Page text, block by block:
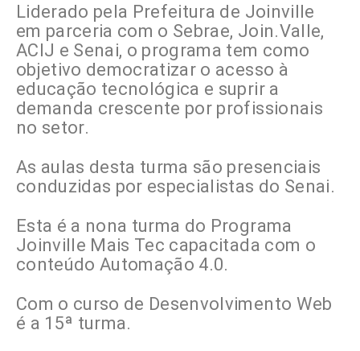
Liderado pela Prefeitura de Joinville
em parceria com o Sebrae, Join.Valle,
ACIJ e Senai, o programa tem como
objetivo democratizar o acesso à
educação tecnológica e suprir a
demanda crescente por profissionais
no setor.
As aulas desta turma são presenciais
conduzidas por especialistas do Senai.
Esta é a nona turma do Programa
Joinville Mais Tec capacitada com o
conteúdo Automação 4.0.
Com o curso de Desenvolvimento Web
é a 15ª turma.